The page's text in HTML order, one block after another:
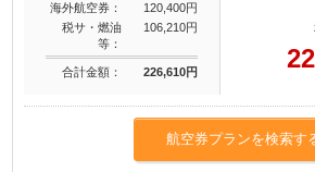
海外航空券：
120,400円
税サ・燃油
等：
106,210円
合計金額： 226,610円
航空券プランを検索す